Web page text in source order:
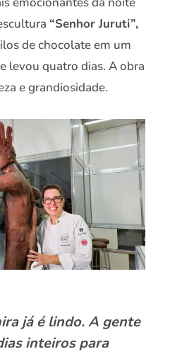
“Senhor Juruti”,
de chocolate em um
levou quatro dias. A obra
e grandiosidade.
já é lindo. A gente
inteiros para